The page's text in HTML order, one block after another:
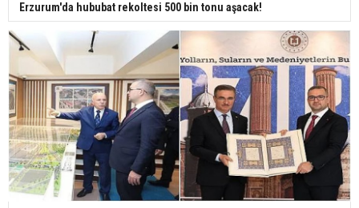
Erzurum'da hububat rekoltesi 500 bin tonu aşacak!